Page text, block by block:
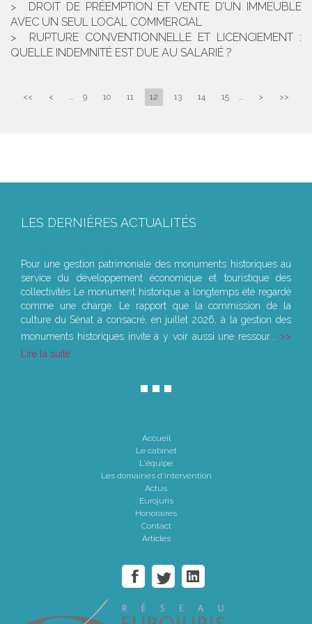
DROIT DE PRÉEMPTION ET VENTE D’UN IMMEUBLE
AVEC UN SEUL LOCAL COMMERCIAL
RUPTURE CONVENTIONNELLE ET LICENCIEMENT :
QUELLE INDEMNITÉ EST DUE AU SALARIÉ ?
<< < ... 9 10 11 12 13 14 15 ... > >>
LES DERNIÈRES ACTUALITÉS
Pour une gestion patrimoniale des monuments historiques au
service du développement économique et touristique des
collectivités Le monument historique a longtemps été regardé
comme une charge. Le rapport que la commission de la
culture du Sénat a consacré, en juillet 2026, à la gestion des
monuments historiques invite à y voir aussi une ressour...
Lire la suite
Accueil
Le cabinet
L'équipe
Les domaines d'intervention
Actus
Eurojuris
Honoraires
Contact
Articles